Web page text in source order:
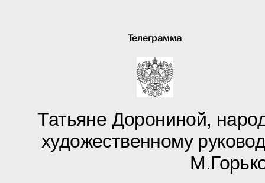
Телеграмма
Татьяне Дорониной,
художественному